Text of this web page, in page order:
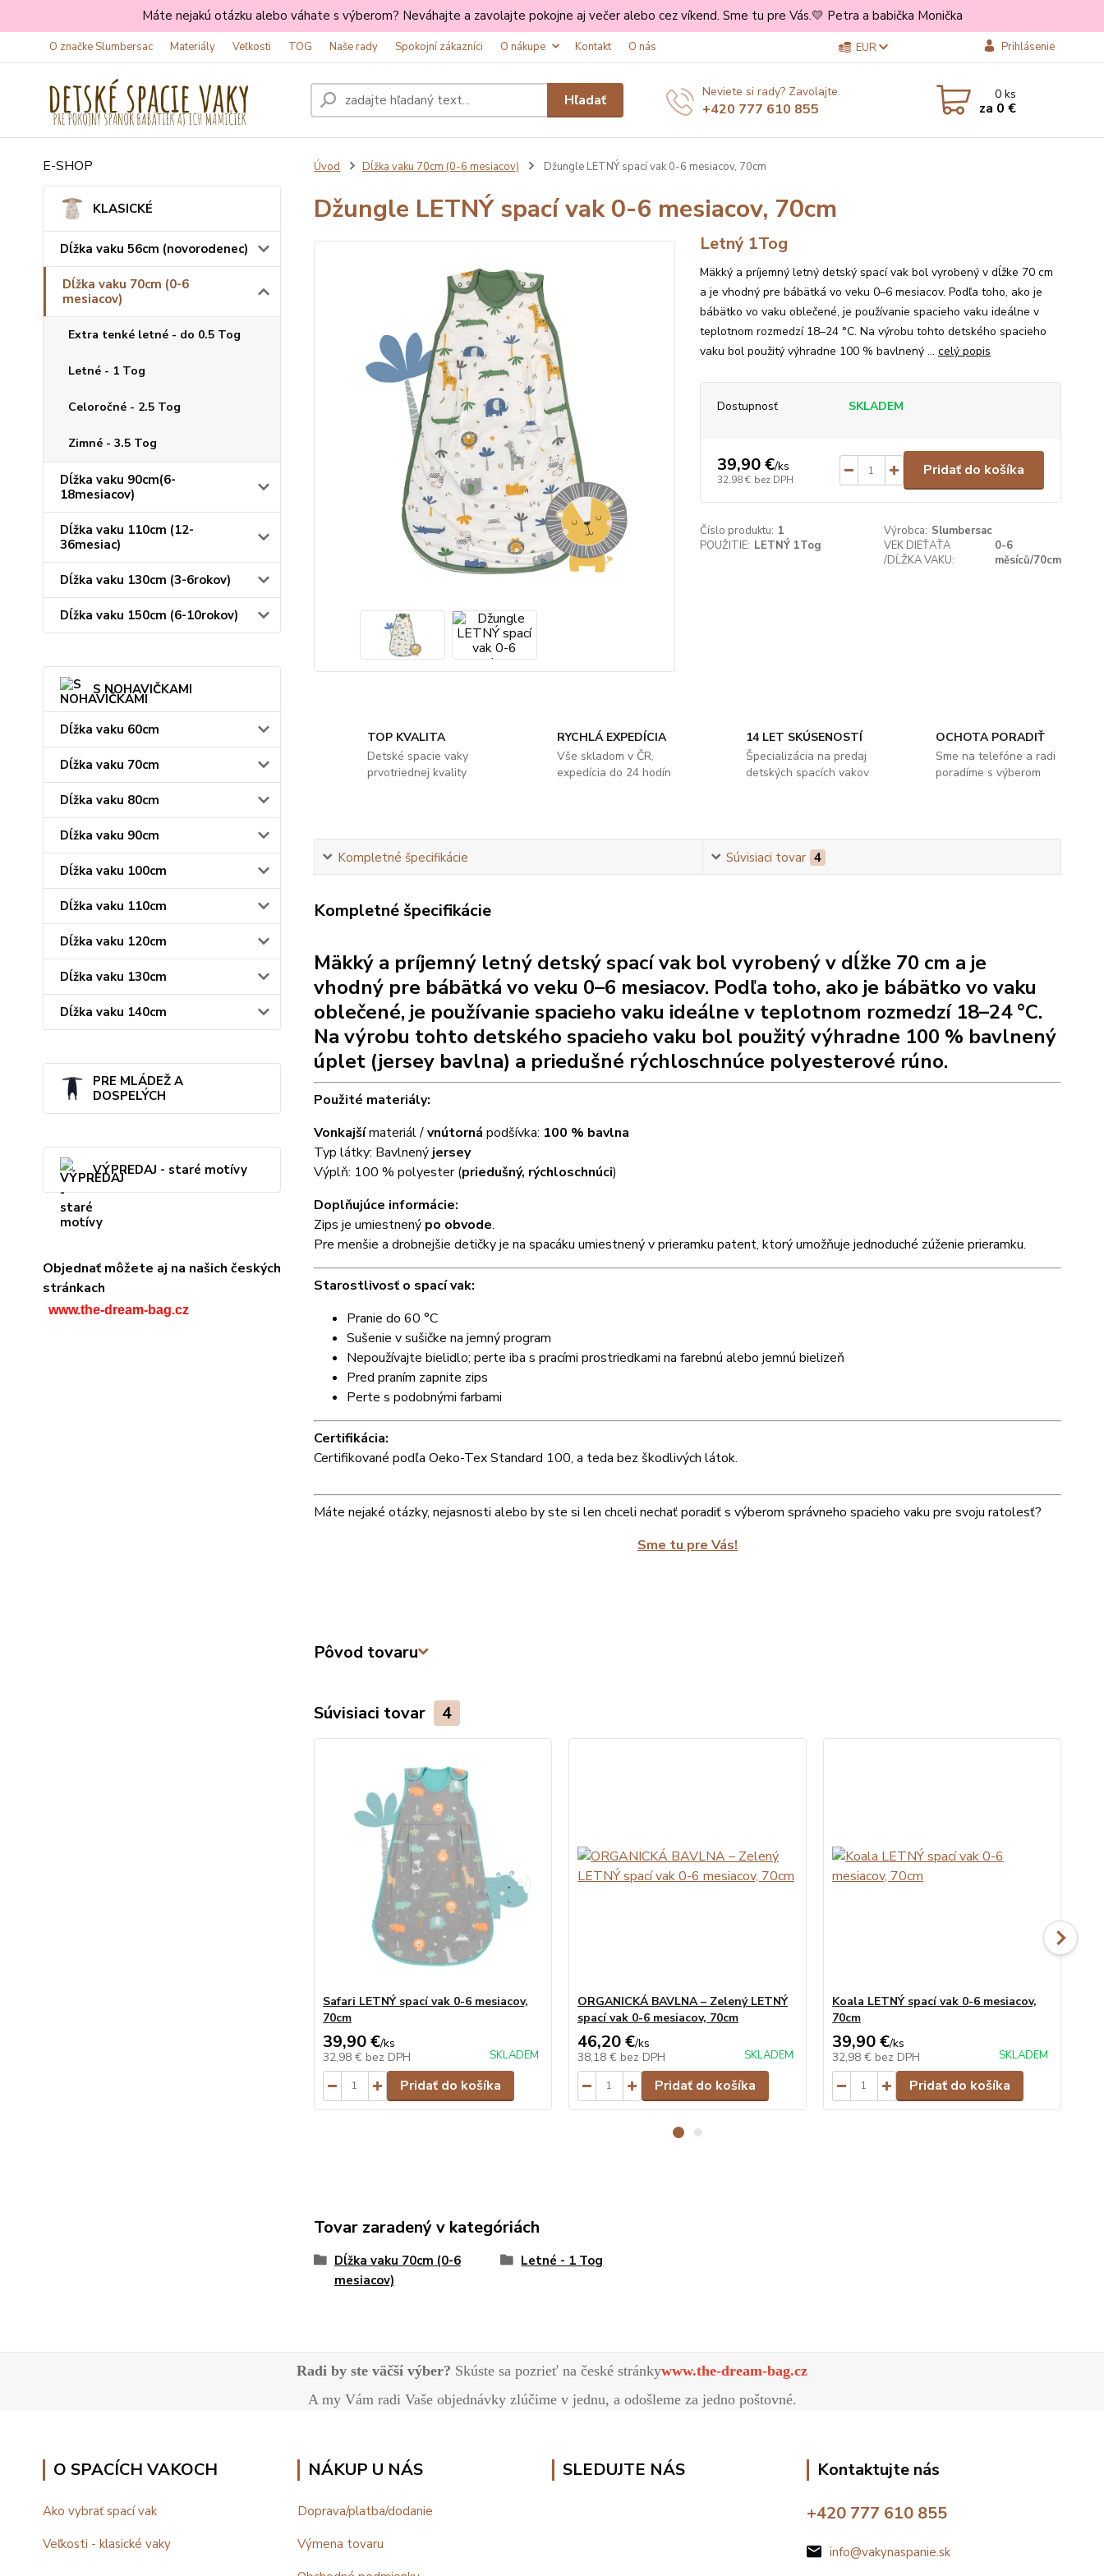
Máte nejakú otázku alebo váhate s výberom? Neváhajte a zavolajte pokojne aj večer alebo cez víkend. Sme tu pre Vás.💛 Petra a babička Monička
O značke Slumbersac Materiály Veľkosti TOG Naše rady Spokojní zákazníci O nákupe Kontakt O nás EUR Prihlásenie
Hľadať Neviete si rady? Zavolajte.
+420 777 610 855
0ks
za 0 €
E-SHOP
KLASICKÉ
Dĺžka vaku 56cm (novorodenec)
Dĺžka vaku 70cm (0-6
mesiacov)
Extra tenké letné - do 0.5 Tog
Letné - 1 Tog
Celoročné - 2.5 Tog
Zimné - 3.5 Tog
Dĺžka vaku 90cm(6-
18mesiacov)
Dĺžka vaku 110cm (12-
36mesiac)
Dĺžka vaku 130cm (3-6rokov)
Dĺžka vaku 150cm (6-10rokov)
S NOHAVIČKAMI
Dĺžka vaku 60cm
Dĺžka vaku 70cm
Dĺžka vaku 80cm
Dĺžka vaku 90cm
Dĺžka vaku 100cm
Dĺžka vaku 110cm
Dĺžka vaku 120cm
Dĺžka vaku 130cm
Dĺžka vaku 140cm
PRE MLÁDEŽ A
DOSPELÝCH
VÝPREDAJ - staré motívy
Objednať môžete aj na našich českých
stránkach
www.the-dream-bag.cz
Úvod Dĺžka vaku 70cm (0-6 mesiacov) Džungle LETNÝ spací vak 0-6 mesiacov, 70cm
Džungle LETNÝ spací vak 0-6 mesiacov, 70cm
Letný 1Tog
Mäkký a príjemný letný detský spací vak bol vyrobený v dĺžke 70 cm
a je vhodný pre bábätká vo veku 0–6 mesiacov. Podľa toho, ako je
bábätko vo vaku oblečené, je používanie spacieho vaku ideálne v
teplotnom rozmedzí 18–24 °C. Na výrobu tohto detského spacieho
vaku bol použitý výhradne 100 % bavlnený ... celý popis
Dostupnosť SKLADEM
39,90 €/ks
32,98 € bez DPH
Pridať do košíka
Číslo produktu: 1 Výrobca: Slumbersac
POUŽITIE: LETNÝ 1Tog
VEK DIEŤAŤA
/DĹŽKA VAKU:
0-6
měsíců/70cm
TOP KVALITA
Detské spacie vaky
prvotriednej kvality
RYCHLÁ EXPEDÍCIA
Vše skladom v ČR,
expedícia do 24 hodín
14 LET SKÚSENOSTÍ
Špecializácia na predaj
detských spacích vakov
OCHOTA PORADIŤ
Sme na telefóne a radi
poradíme s výberom
Kompletné špecifikácie Súvisiaci tovar 4
Kompletné špecifikácie
Mäkký a príjemný letný detský spací vak bol vyrobený v dĺžke 70 cm a je
vhodný pre bábätká vo veku 0–6 mesiacov. Podľa toho, ako je bábätko vo vaku
oblečené, je používanie spacieho vaku ideálne v teplotnom rozmedzí 18–24 °C.
Na výrobu tohto detského spacieho vaku bol použitý výhradne 100 % bavlnený
úplet (jersey bavlna) a priedušné rýchloschnúce polyesterové rúno.
Použité materiály:
Vonkajšímateriál /vnútorná podšívka: 100 % bavlna
Typ látky: Bavlnený jersey
Výplň: 100 % polyester (priedušný, rýchloschnúci)
Doplňujúce informácie:
Zips je umiestnený po obvode.
Pre menšie a drobnejšie detičky je na spacáku umiestnený v prieramku patent, ktorý umožňuje jednoduché zúženie prieramku.
Starostlivosť o spací vak:
Pranie do 60 °C
Sušenie v sušičke na jemný program
Nepoužívajte bielidlo; perte iba s pracími prostriedkami na farebnú alebo jemnú bielizeň
Pred praním zapnite zips
Perte s podobnými farbami
Certifikácia:
Certifikované podľa Oeko-Tex Standard 100, a teda bez škodlivých látok.
Máte nejaké otázky, nejasnosti alebo by ste si len chceli nechať poradiť s výberom správneho spacieho vaku pre svoju ratolesť?
Sme tu pre Vás!
Pôvod tovaru
Súvisiaci tovar 4
Safari LETNÝ spací vak 0-6 mesiacov,
70cm
39,90 €/ks
32,98 € bez DPH SKLADEM
Pridať do košíka
ORGANICKÁ BAVLNA – Zelený LETNÝ
spací vak 0-6 mesiacov, 70cm
46,20 €/ks
38,18 € bez DPH SKLADEM
Pridať do košíka
Koala LETNÝ spací vak 0-6 mesiacov,
70cm
39,90 €/ks
32,98 € bez DPH SKLADEM
Pridať do košíka
Tovar zaradený v kategóriách
Dĺžka vaku 70cm (0-6
mesiacov)
Letné - 1 Tog
Radi by ste väčší výber? Skúste sa pozrieť na české stránkywww.the-dream-bag.cz
A my Vám radi Vaše objednávky zlúčime v jednu, a odošleme za jedno poštovné.
O SPACÍCH VAKOCH
Ako vybrať spací vak
Veľkosti - klasické vaky
NÁKUP U NÁS
Doprava/platba/dodanie
Výmena tovaru
SLEDUJTE NÁS
Kontaktujte nás
+420 777 610 855
info@vakynaspanie.sk
Radi Vás tu máme 💛
Za registráciu na vás čaká 5 % zľava na každý Váš nákup.
Odoslať
Súhlasím so spracovaním osobných údajov pre účely registrácie.
podmienok spracovania osobných údajov.
Zatvoriť